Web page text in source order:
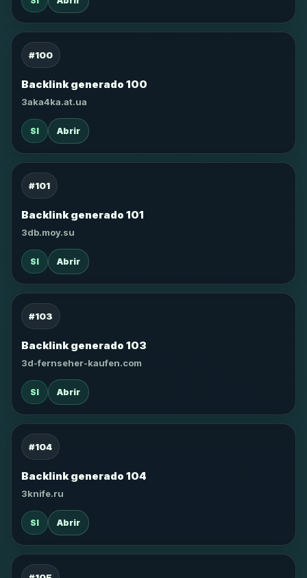
#100
Backlink generado 100
3aka4ka.at.ua
SI Abrir
#101
Backlink generado 101
3db.moy.su
SI Abrir
#103
Backlink generado 103
3d-fernseher-kaufen.com
SI Abrir
#104
Backlink generado 104
3knife.ru
SI Abrir